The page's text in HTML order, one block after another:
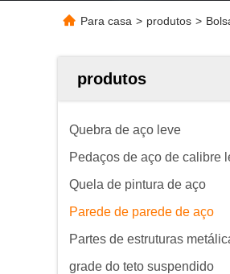
Para casa > produtos >
produtos
Quebra de aço leve
Pedaços de aço de calibre
Quela de pintura de aço
Parede de parede de aço
Partes de estruturas
grade do teto suspendido